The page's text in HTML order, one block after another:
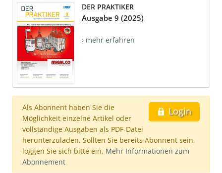
DER PRAKTIKER
Ausgabe 9 (2025)
› mehr erfahren
Login
Als Abonnent haben Sie die
Möglichkeit einzelne Artikel oder
vollständige Ausgaben als PDF-Datei
herunterzuladen. Sollten Sie bereits Abonnent sein,
loggen Sie sich bitte ein. Mehr Informationen zum
Abonnement